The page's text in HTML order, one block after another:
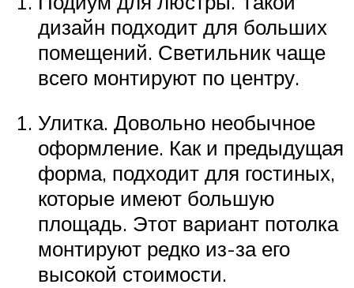
дизайн подходит для больших
помещений. Светильник чаще
всего монтируют по центру.
Улитка. Довольно необычное
оформление. Как и предыдущая
форма, подходит для гостиных,
которые имеют большую
площадь. Этот вариант потолка
монтируют редко из-за его
высокой стоимости.